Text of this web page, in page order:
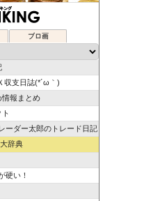
ブロ画
テムトレード！
収支日誌(*´ω｀)
情報まとめ
ーダー太郎のトレード日記
辞典
硬い！